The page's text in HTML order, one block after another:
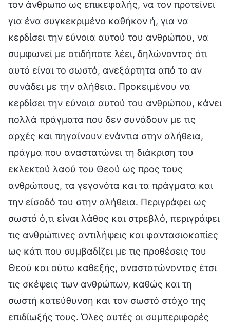
τον άνθρωπο ως επικεφαλής, να τον προτείνει
για ένα συγκεκριμένο καθήκον ή, για να
κερδίσει την εύνοια αυτού του ανθρώπου, να
συμφωνεί με οτιδήποτε λέει, δηλώνοντας ότι
αυτό είναι το σωστό, ανεξάρτητα από το αν
συνάδει με την αλήθεια. Προκειμένου να
κερδίσει την εύνοια αυτού του ανθρώπου, κάνει
πολλά πράγματα που δεν συνάδουν με τις
αρχές και πηγαίνουν ενάντια στην αλήθεια,
πράγμα που αναστατώνει τη διάκριση του
εκλεκτού λαού του Θεού ως προς τους
ανθρώπους, τα γεγονότα και τα πράγματα και
την είσοδό του στην αλήθεια. Περιγράφει ως
σωστό ό,τι είναι λάθος και στρεβλό, περιγράφει
τις ανθρώπινες αντιλήψεις και φαντασιοκοπίες
ως κάτι που συμβαδίζει με τις προθέσεις του
Θεού και ούτω καθεξής, αναστατώνοντας έτσι
τις σκέψεις των ανθρώπων, καθώς και τη
σωστή κατεύθυνση και τον σωστό στόχο της
επιδίωξής τους. Όλες αυτές οι συμπεριφορές